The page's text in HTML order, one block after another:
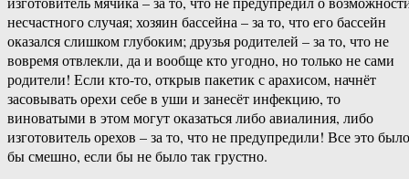
несчастного случая; хозяин бассейна – за то, что его бассейн
оказался слишком глубоким; друзья родителей – за то, что не
вовремя отвлекли, да и вообще кто угодно, но только не сами
родители! Если кто-то, открыв пакетик с арахисом, начнёт
засовывать орехи себе в уши и занесёт инфекцию, то
виноватыми в этом могут оказаться либо авиалиния, либо
изготовитель орехов – за то, что не предупредили! Все это было
бы смешно, если бы не было так грустно.